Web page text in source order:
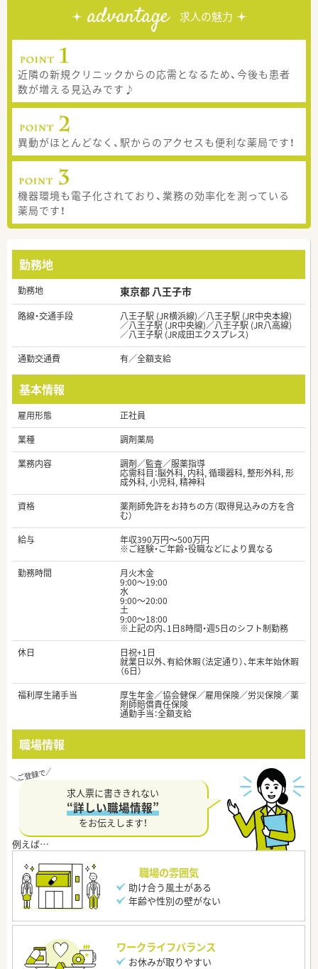
advantage 求人の魅力
近隣の新規クリニックからの応需となるため、今後も患者
数が増える見込みです♪
異動がほとんどなく、駅からのアクセスも便利な薬局です！
機器環境も電子化されており、業務の効率化を測っている
薬局です！
勤務地
勤務地 東京都 八王子市
路線・交通手段 八王子駅 (JR横浜線)／八王子駅 (JR中央本線)
／八王子駅 (JR中央線)／八王子駅 (JR八高線)
／八王子駅 (JR成田エクスプレス)
通勤交通費
有／全額支給
基本情報
雇用形態
正社員
業種
調剤薬局
業務内容
調剤／監査／服薬指導
応需科目：脳外科, 内科, 循環器科, 整形外科, 形
成外科, 小児科, 精神科
資格
薬剤師免許をお持ちの方（取得見込みの方を含
む）
給与
年収390万円～500万円
※ご経験・ご年齢・役職などにより異なる
勤務時間
月火木金
9:00～19:00
水
9:00～20:00
土
9:00～18:00
※上記の内、1日8時間・週5日のシフト制勤務
休日
日祝+1日
就業日以外、有給休暇（法定通り）、年末年始休暇
（6日）
福利厚生諸手当
厚生年金／協会健保／雇用保険／労災保険／薬
剤師賠償責任保険
通勤手当：全額支給
職場情報
求人票に書ききれない
“詳しい職場情報”
をお伝えします！
職場の雰囲気
助け合う風土がある
年齢や性別の壁がない
ワークライフバランス
お休みが取りやすい